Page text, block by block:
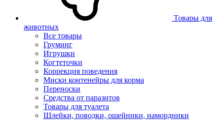
Товары для
животных
Все товары
Груминг
Игрушки
Когтеточки
Коррекция поведения
Миски контенейры для корма
Переноски
Средства от паразитов
Товары для туалета
Шлейки, поводки, ошейники, намордники